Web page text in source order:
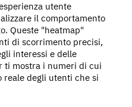
utente
il comportamento
Queste "heatmap"
di scorrimento precisi,
interessi e delle
ti mostra i numeri di cui
reale degli utenti che si